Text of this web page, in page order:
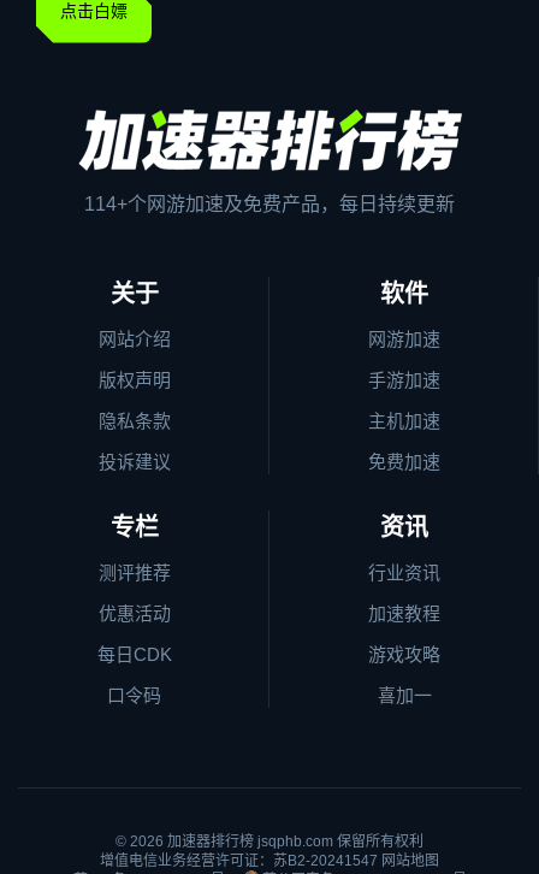
点击白嫖
114+个网游加速及免费产品，每日持续更新
关于
网站介绍
版权声明
隐私条款
投诉建议
软件
网游加速
手游加速
主机加速
免费加速
专栏
测评推荐
优惠活动
每日CDK
口令码
资讯
行业资讯
加速教程
游戏攻略
喜加一
© 2026 加速器排行榜 jsqphb.com 保留所有权利
增值电信业务经营许可证：苏B2-20241547 网站地图